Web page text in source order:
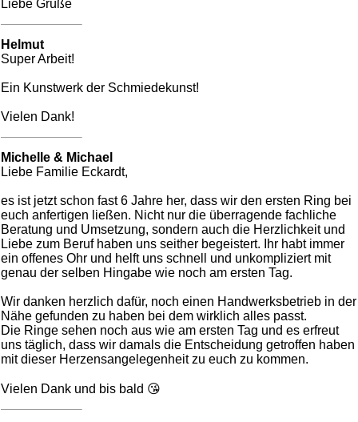
Liebe Grüße
Helmut
Super Arbeit!
Ein Kunstwerk der Schmiedekunst!
Vielen Dank!
Michelle & Michael
Liebe Familie Eckardt,
es ist jetzt schon fast 6 Jahre her, dass wir den ersten Ring bei
euch anfertigen ließen. Nicht nur die überragende fachliche
Beratung und Umsetzung, sondern auch die Herzlichkeit und
Liebe zum Beruf haben uns seither begeistert. Ihr habt immer
ein offenes Ohr und helft uns schnell und unkompliziert mit
genau der selben Hingabe wie noch am ersten Tag.
Wir danken herzlich dafür, noch einen Handwerksbetrieb in der
Nähe gefunden zu haben bei dem wirklich alles passt.
Die Ringe sehen noch aus wie am ersten Tag und es erfreut
uns täglich, dass wir damals die Entscheidung getroffen haben
mit dieser Herzensangelegenheit zu euch zu kommen.
Vielen Dank und bis bald 😘